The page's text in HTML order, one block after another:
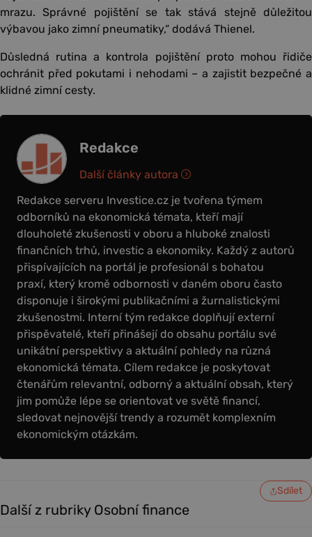
mrazu. Správné pojištění se tak stává stejně důležitou
výbavou jako zimní pneumatiky,“ dodává Thienel.
Důsledná rutina a kontrola pojištění proto mohou řidiče
ochránit před pokutami i nehodami – a zajistit bezpečné a
klidné zimní cesty.
Redakce
Redakce serveru Investice.cz je tvořena týmem
odborníků na ekonomická témata, kteří mají
dlouholeté zkušenosti v oboru a hluboké znalosti
finančních trhů, investic a ekonomiky. Každý z autorů
přispívajících na portál je profesionál s bohatou
praxí, který kromě odbornosti v daném oboru často
disponuje i širokými publikačními a žurnalistickými
zkušenostmi. Interní tým redakce doplňují externí
přispěvatelé, kteří přinášejí do obsahu portálu své
unikátní perspektivy a aktuální pohledy na různá
ekonomická témata. Cílem redakce je poskytovat
čtenářům relevantní, odborný a aktuální obsah, který
jim pomůže lépe se orientovat ve světě financí,
sledovat nejnovější trendy a rozumět komplexním
ekonomickým otázkám.
Další články autora
Sdílet
Další z rubriky Osobní finance